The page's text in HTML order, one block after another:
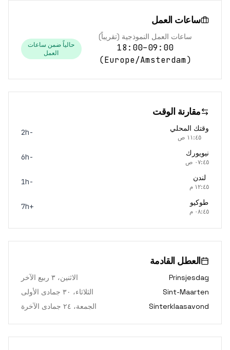
ساعات العمل
ساعات العمل النموذجية (تقريباً)
09:00–18:00
(
Europe/Amsterdam
)
حالياً ضمن ساعات
العمل
مقارنة الوقت
وقتك المحلي
١١:٤٥ ص
-2h
نيويورك
٠٧:٤٥ ص
-6h
لندن
١٢:٤٥ م
-1h
طوكيو
٠٨:٤٥ م
+7h
العطل القادمة
Prinsjesdag
الاثنين، ٣ ربيع الآخر
Sint-Maarten
الثلاثاء، ٣٠ جمادى الأولى
Sinterklaasavond
الجمعة، ٢٤ جمادى الآخرة